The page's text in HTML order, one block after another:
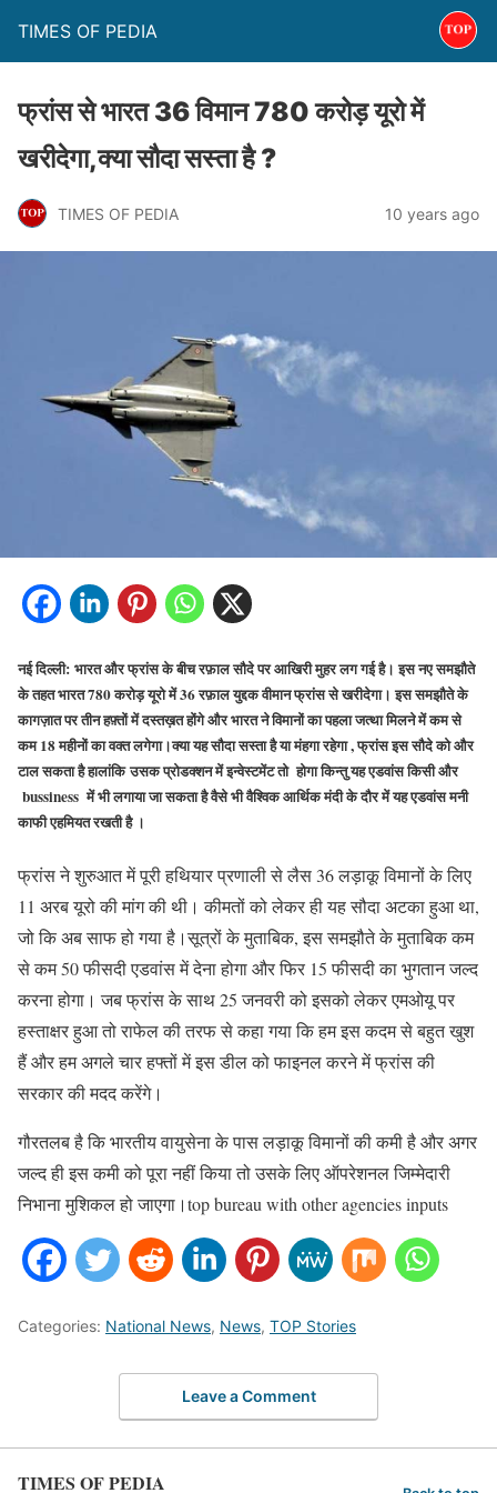
TIMES OF PEDIA
फ्रांस से भारत 36 विमान 780 करोड़ यूरो में
खरीदेगा,क्या सौदा सस्ता है ?
TIMES OF PEDIA 10 years ago
नई दिल्ली: भारत और फ्रांस के बीच रफ़ाल सौदे पर आखिरी मुहर लग गई है। इस नए समझौते
के तहत भारत 780 करोड़ यूरो में 36 रफ़ाल युद्दक वीमान फ्रांस से खरीदेगा। इस समझौते के
कागज़ात पर तीन हफ़्तों में दस्तख़त होंगे और भारत ने विमानों का पहला जत्था मिलने में कम से
कम 18 महीनों का वक्त लगेगा।क्या यह सौदा सस्ता है या मंहगा रहेगा , फ्रांस इस सौदे को और
टाल सकता है हालांकि उसक प्रोडक्शन में इन्वेस्टमेंट तो होगा किन्तु यह एडवांस किसी और
bussiness में भी लगाया जा सकता है वैसे भी वैश्विक आर्थिक मंदी के दौर में यह एडवांस मनी
काफी एहमियत रखती है ।
फ्रांस ने शुरुआत में पूरी हथियार प्रणाली से लैस 36 लड़ाकू विमानों के लिए
11 अरब यूरो की मांग की थी। कीमतों को लेकर ही यह सौदा अटका हुआ था,
जो कि अब साफ हो गया है।सूत्रों के मुताबिक, इस समझौते के मुताबिक कम
से कम 50 फीसदी एडवांस में देना होगा और फिर 15 फीसदी का भुगतान जल्द
करना होगा। जब फ्रांस के साथ 25 जनवरी को इसको लेकर एमओयू पर
हस्ताक्षर हुआ तो राफेल की तरफ से कहा गया कि हम इस कदम से बहुत खुश
हैं और हम अगले चार हफ्तों में इस डील को फाइनल करने में फ्रांस की
सरकार की मदद करेंगे।
गौरतलब है कि भारतीय वायुसेना के पास लड़ाकू विमानों की कमी है और अगर
जल्द ही इस कमी को पूरा नहीं किया तो उसके लिए ऑपरेशनल जिम्मेदारी
निभाना मुशिकल हो जाएगा।top bureau with other agencies inputs
Categories: National News, News, TOP Stories
Leave a Comment
TIMES OF PEDIA